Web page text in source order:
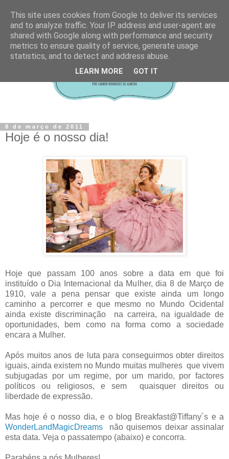
8 de março de 2011
Hoje é o nosso dia!
Hoje que passam 100 anos sobre a data em que foi
instituído o Dia Internacional da Mulher, dia 8 de Março de
1910, vale a pena pensar que existe ainda um longo
caminho a percorrer e que mesmo no Mundo Ocidental
ainda existe discriminação na carreira, na igualdade de
oportunidades, bem como na forma como a sociedade
encara a Mulher.
Após muitos anos de luta para conseguirmos obter direitos
iguais, ainda existem no Mundo muitas mulheres que vivem
subjugadas por um regime, por um marido, por factores
políticos ou religiosos, e sem quaisquer direitos ou
liberdade de expressão.
Mas hoje é o nosso dia, e o blog Breakfast@Tiffany´s e a
WonderLandMagicDreams não quisemos deixar assinalar
esta data. Veja o passatempo (abaixo) e concorra.
This site uses cookies from Google to deliver its services
and to analyze traffic. Your IP address and user-agent are
shared with Google along with performance and security
metrics to ensure quality of service, generate usage
statistics, and to detect and address abuse.
LEARN MORE GOT IT